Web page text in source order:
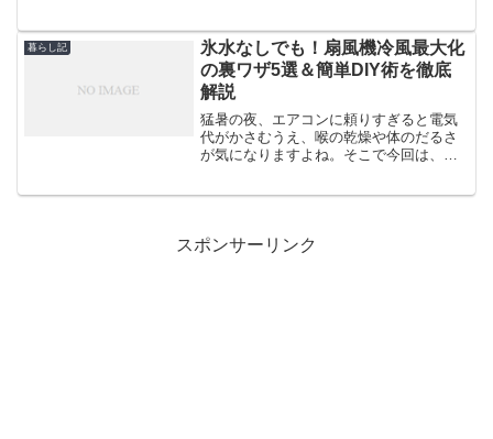
険証の移行方法って、ちゃんと手順を知
っていればそこまで難しく...
暮らし記
氷水なしでも！扇風機冷風最大化
の裏ワザ5選＆簡単DIY術を徹底
解説
猛暑の夜、エアコンに頼りすぎると電気
代がかさむうえ、喉の乾燥や体のだるさ
が気になりますよね。そこで今回は、扇
スポンサーリンク